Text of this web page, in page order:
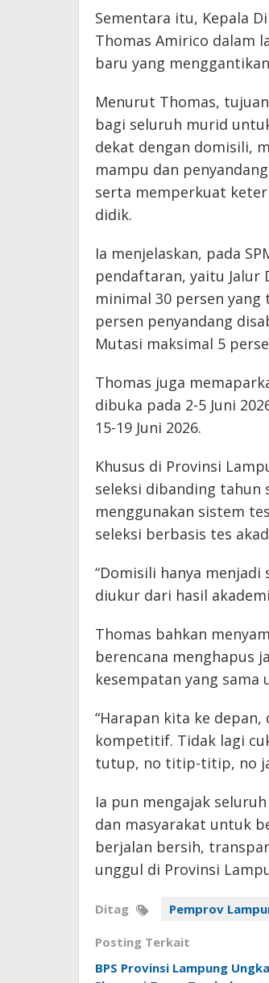
Sementara itu, Kepala
Thomas Amirico dalam
baru yang
Menurut Thomas,
bagi seluruh murid
dekat dengan domisili,
mampu dan
serta memperkuat
didik.
Ia menjelaskan, pada
pendaftaran, yaitu Jalur
minimal 30 persen
persen penyandang
Mutasi maksimal 5
Thomas juga
dibuka pada 2-5 Juni
15-19 Juni 2026.
Khusus di Provinsi
seleksi dibanding tahun
menggunakan sistem
seleksi berbasis tes
“Domisili hanya
diukur dari hasil
Thomas bahkan
berencana menghapus
kesempatan yang sama
“Harapan kita ke
kompetitif. Tidak lagi
tutup, no titip-titip, no
Ia pun mengajak
dan masyarakat untuk
berjalan bersih,
unggul di Provinsi
Ditag Pemprov
Posting Terkait
BPS Provinsi Lampung